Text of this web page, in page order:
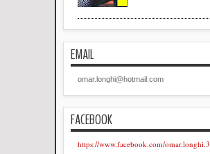
EMAIL
omar.longhi@hotmail.com
FACEBOOK
https://www.facebook.com/omar.longhi.3